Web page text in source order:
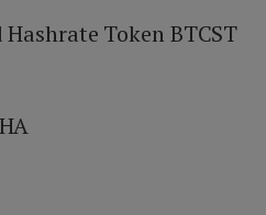
Token BTCST